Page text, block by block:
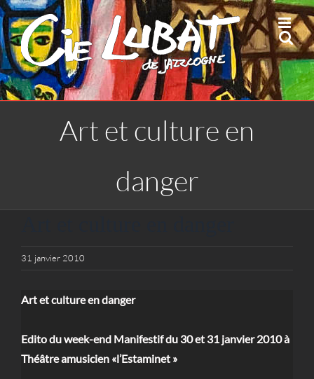
Passer
au
contenu
Art et culture en
danger
31 janvier 2010
Art et culture en danger
Edito du week-end Manifestif du 30 et 31 janvier 2010 à
Théâtre amusicien «l’Estaminet »